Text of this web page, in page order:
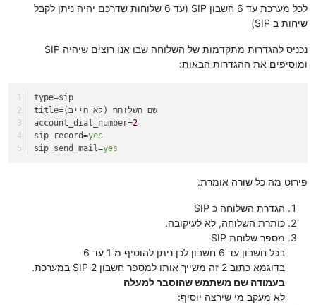
לכל מערכת עד 6 חשבון SIP (עד 6 שלוחות שדרכם יהיה ניתן לקבל
שיחות ב SIP)
נכניס להגדרות מתקדמות של השלוחה שבו אנו רוצים שיהיה SIP
ומוסיפים את ההגדרות הבאות:
type=sip
title
=שם השלוחה (לא חייב)
account_dial_number=2
sip_record=yes
sip_send_mail=yes
פירוט מה כל שורה אומרת:
הגדרת השלוחה כ SIP
כותרת השלוחה, לא לעיקובה.
מספר שלוחת SIP
בכל חשבון עד 6 חשבון לכן ניתן להוסיף מ 1 עד 6
בדוגמא כתוב 2 זה משייך אותו למספר חשבון SIP 2 במערכת.
בעמודה שם משתמש שהוסבר למעלה
לא מעקב מי שירצה יוסיף: